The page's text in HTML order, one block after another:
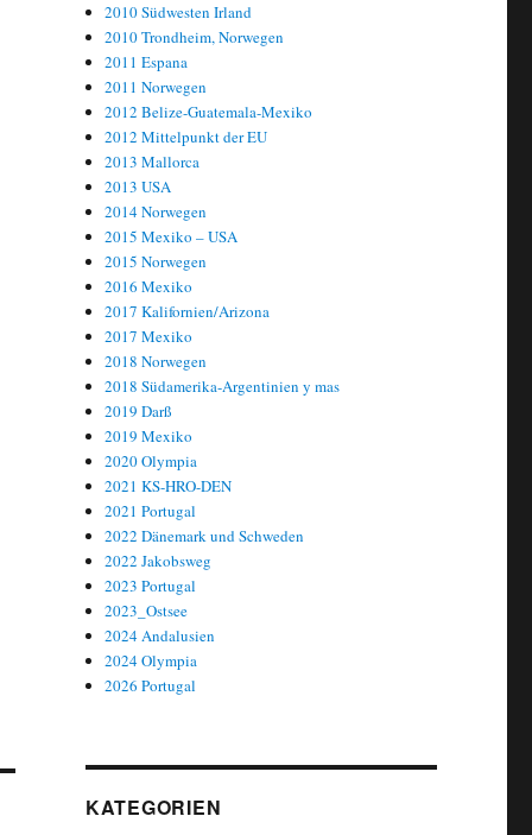
2010 Südwesten Irland
2010 Trondheim, Norwegen
2011 Espana
2011 Norwegen
2012 Belize-Guatemala-Mexiko
2012 Mittelpunkt der EU
2013 Mallorca
2013 USA
2014 Norwegen
2015 Mexiko – USA
2015 Norwegen
2016 Mexiko
2017 Kalifornien/Arizona
2017 Mexiko
2018 Norwegen
2018 Südamerika-Argentinien y mas
2019 Darß
2019 Mexiko
2020 Olympia
2021 KS-HRO-DEN
2021 Portugal
2022 Dänemark und Schweden
2022 Jakobsweg
2023 Portugal
2023_Ostsee
2024 Andalusien
2024 Olympia
2026 Portugal
KATEGORIEN